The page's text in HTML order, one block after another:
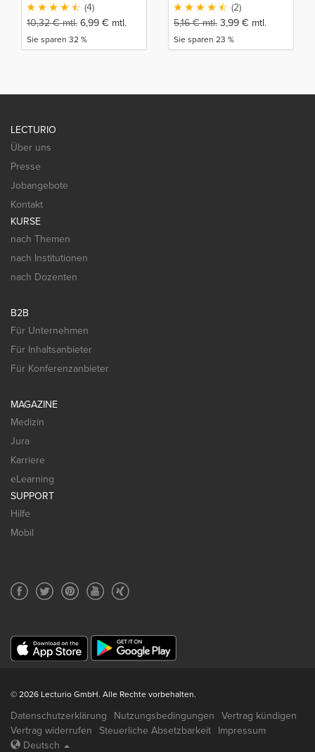
(4)
10,32€mtl. 6,99 € mtl.
Sie sparen 32 %
(2)
5,16€mtl. 3,99 € mtl.
Sie sparen 23 %
LECTURIO
Über uns
Presse
Jobangebote
Kontakt
KURSE
nach Themen
nach Institutionen
nach Dozenten
B2B
Für Unternehmen
Für Inhaltsanbieter
Für Konferenzanbieter
MAGAZINE
Medizin
Jura
Karriere
eLearning
SUPPORT
Hilfe
Mobil
© 2026 Lecturio GmbH. Alle Rechte vorbehalten.
Datenschutzerklärung Nutzungsbedingungen
Vertrag kündigen
Vertrag widerrufen
Steuerliche Absetzbarkeit
Impressum
Deutsch